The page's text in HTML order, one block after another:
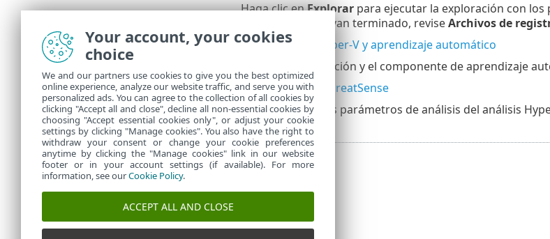
Haga clic enExplorarpara ejecutar la exploración con los
exploraciones hayan terminado, reviseArchivos de
Protección de Hyper-V y aprendizaje automático
El motor de detección y el componente de aprendizaje
Parámetros de ThreatSense
Para modificar los parámetros de análisis del análisis
Your account, your cookies
choice
We and our partners use cookies to give you the best optimized
online experience, analyze our website traffic, and serve you with
personalized ads. You can agree to the collection of all cookies by
clicking "Accept all and close", decline all non-essential cookies by
choosing "Accept essential cookies only", or adjust your cookie
settings by clicking "Manage cookies". You also have the right to
withdraw your consent or change your cookie preferences
anytime by clicking the "Manage cookies" link in our website
footer or in your account settings (if available). For more
information, see ourCookie Policy.
ACCEPT ALL AND CLOSE